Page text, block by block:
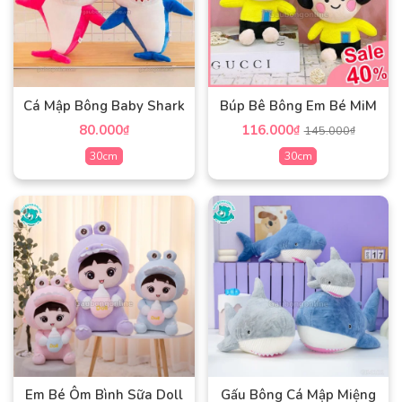
Cá Mập Bông Baby Shark
80.000₫
30cm
Sản
này
có
nhiều
biến
thể.
Các
chọn
có
Búp Bê Bông Em Bé MiM
116.000₫ 145.000₫
30cm
Sản
này
có
nhiều
biến
thể.
Các
tùy
có
Em Bé Ôm Bình Sữa Doll
Gấu Bông Cá Mập Miệng